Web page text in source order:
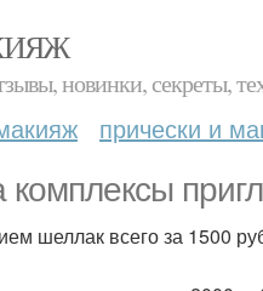
новинки, секреты,
прически и
шеллак всего за 1500